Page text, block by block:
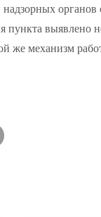
органов
выявлено
же механизм